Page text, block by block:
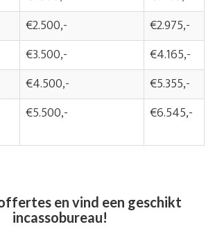
€2.500,-
€2.975,-
€3.500,-
€4.165,-
€4.500,-
€5.355,-
€5.500,- €6.545,-
en vind een geschikt
incassobureau!